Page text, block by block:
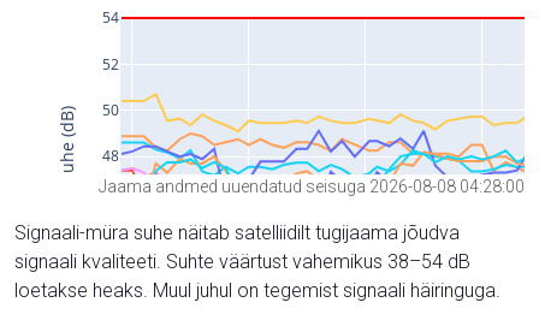
Jaama andmed uuendatud seisuga 2026-08-08 04:28:00
Signaali-müra suhe näitab satelliidilt tugijaama jõudva
signaali kvaliteeti. Suhte väärtust vahemikus 38–54 dB
loetakse heaks. Muul juhul on tegemist signaali häiringuga.